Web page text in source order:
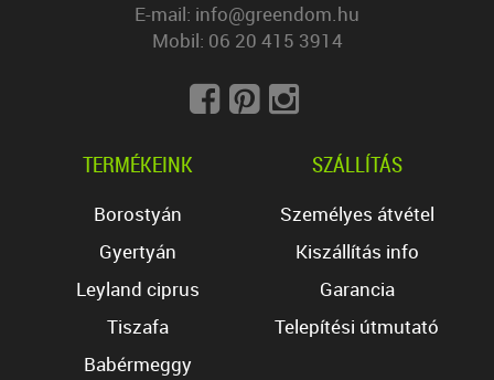
E-mail: info@greendom.hu
Mobil: 06 20 415 3914
TERMÉKEINK
Borostyán
Gyertyán
Leyland ciprus
Tiszafa
Babérmeggy
SZÁLLÍTÁS
Személyes átvétel
Kiszállítás info
Garancia
Telepítési útmutató